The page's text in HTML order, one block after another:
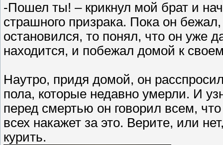
-Пошел ты! – крикнул мой брат и
страшного призрака. Пока он
остановился, то понял, что он уже
находится, и побежал домой к
Наутро, придя домой, он
пола, которые недавно умерли. И
перед смертью он говорил всем,
всех накажет за это. Верите, или
курить.